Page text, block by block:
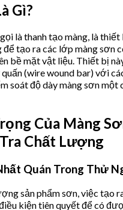
Gì?
là thanh tạo màng, là thiết
tạo ra các lớp màng sơn
bề mặt vật liệu. Thiết bị
quấn (wire wound bar) với
soát độ dày màng sơn một
Của Màng
Chất Lượng
Quán Trong Thử
sản phẩm sơn, việc tạo
kiện tiên quyết để có